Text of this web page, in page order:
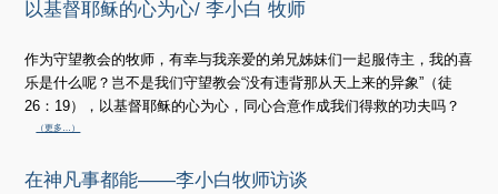
以基督耶稣的心为心/ 李小白 牧师
作为守望教会的牧师，有幸与我亲爱的弟兄姊妹们一起服侍主，我的喜
乐是什么呢？岂不是我们守望教会“没有违背那从天上来的异象”（徒
26：19），以基督耶稣的心为心，同心合意作成我们得救的功夫吗？
（更多…）
在神凡事都能——李小白牧师访谈